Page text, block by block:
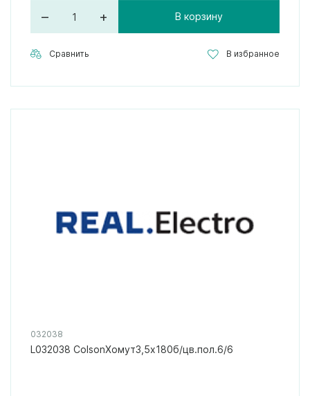
– + В корзину
Сравнить В избранное
032038
L032038 ColsonХомут3,5х180б/цв.пол.6/6